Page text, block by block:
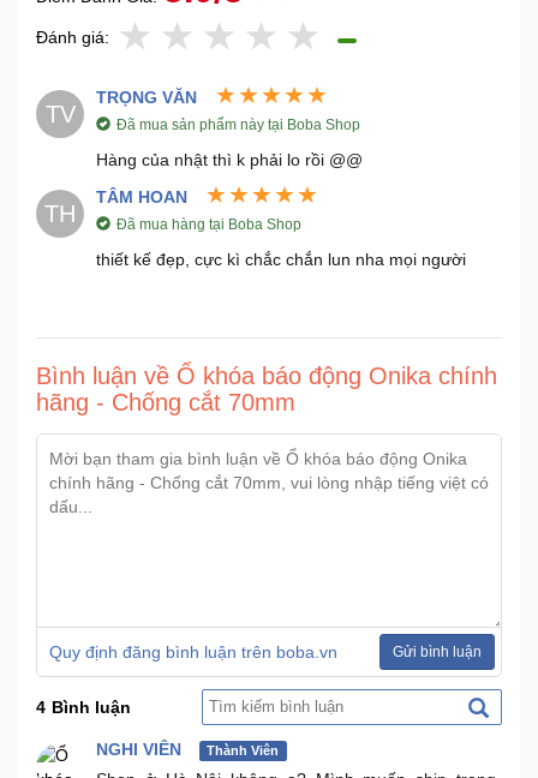
Đánh giá:
TV
TRỌNG VĂN
Đã mua sản phẩm này tại Boba Shop
Hàng của nhật thì k phải lo rồi @@
TH
TÂM HOAN
Đã mua hàng tại Boba Shop
thiết kế đẹp, cực kì chắc chắn lun nha mọi người
Bình luận về Ổ khóa báo động Onika chính
hãng - Chống cắt 70mm
Quy định đăng bình luận trên boba.vn Gửi bình luận
4 Bình luận
NGHI VIÊN Thành Viên